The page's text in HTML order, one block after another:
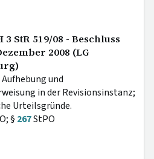
3 StR 519/08 - Beschluss
2008 (LG
und
in der Revisionsinstanz;
Urteilsgründe.
§ 267StPO